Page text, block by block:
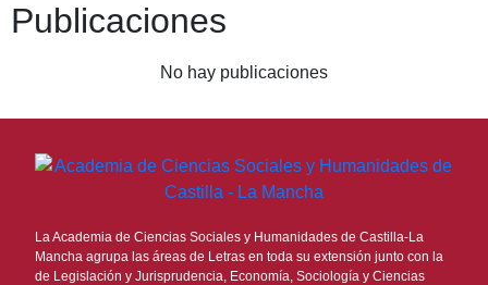
Publicaciones
No hay publicaciones
La Academia de Ciencias Sociales y Humanidades de Castilla-La
Mancha agrupa las áreas de Letras en toda su extensión junto con la
de Legislación y Jurisprudencia, Economía, Sociología y Ciencias